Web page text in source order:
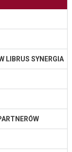
LIBRUS SYNERGIA